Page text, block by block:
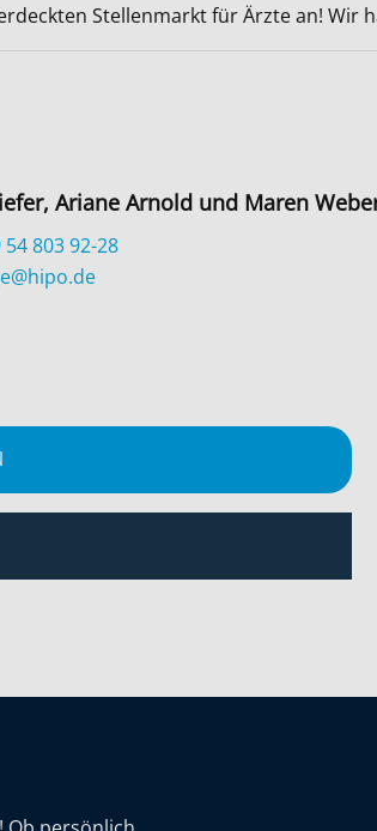
Stellenmarkt für Ärzte an! Wir
Ariane Arnold und Maren
54 803 92-28